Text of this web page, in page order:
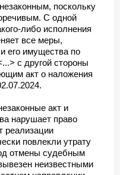
поскольку
С одной
либо исполнения
все меры,
его имущества по
с другой стороны
акт о наложения
акт и
нарушает право
реализации
повлекли утрату
отмены судебным
неизвестными